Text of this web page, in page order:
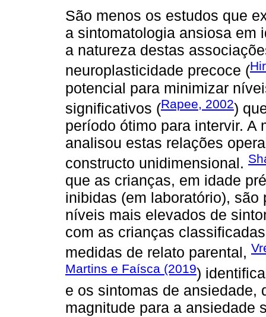
São menos os estudos que
a sintomatologia ansiosa em
a natureza destas
neuroplasticidade precoce (
potencial para minimizar
significativos (Rapee, 2002)
período ótimo para intervir. A
analisou estas relações
constructo unidimensional.
que as crianças, em idade
inibidas (em laboratório),
níveis mais elevados de
com as crianças
medidas de relato parental,
Martins e Faísca (2019)
e os sintomas de ansiedade,
magnitude para a ansiedade